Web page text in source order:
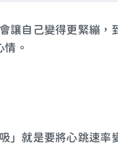
讓自己變得更緊繃，
。
」就是要將心跳速率